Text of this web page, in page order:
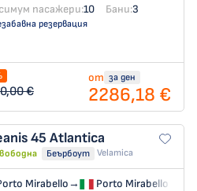
пасажери:10 Бани:3
резервация
€
от за ден
2286,18 €
45 Atlantica
Беърбоут Velamica
Mirabello→
Porto Mirabello